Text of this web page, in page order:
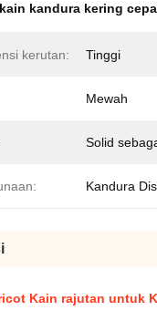
kain kandura kering
kerutan: Tinggi
Mewah
Solid
Kandura
Kain rajutan untuk